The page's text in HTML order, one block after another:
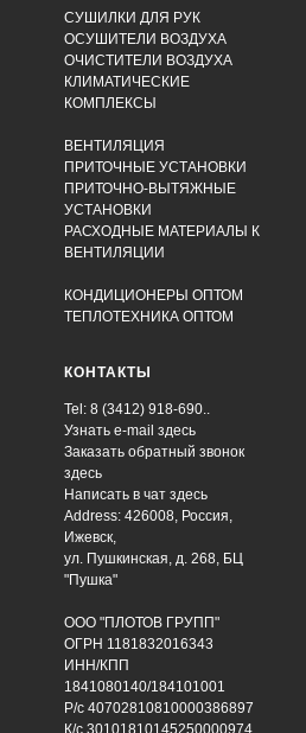
СУШИЛКИ ДЛЯ РУК
ОСУШИТЕЛИ ВОЗДУХА
ОЧИСТИТЕЛИ ВОЗДУХА
КЛИМАТИЧЕСКИЕ
КОМПЛЕКСЫ
ВЕНТИЛЯЦИЯ
ПРИТОЧНЫЕ УСТАНОВКИ
ПРИТОЧНО-ВЫТЯЖНЫЕ
УСТАНОВКИ
РАСХОДНЫЕ МАТЕРИАЛЫ К
ВЕНТИЛЯЦИИ
КОНДИЦИОНЕРЫ ОПТОМ
ТЕПЛОТЕХНИКА ОПТОМ
КОНТАКТЫ
Tel: 8 (3412) 918-690..
Узнать e-mail здесь
Заказать обратный звонок
здесь
Написать в чат здесь
Address: 426008, Россия,
Ижевск,
ул. Пушкинская, д. 268, БЦ
"Пушка"
ООО "ПЛОТОВ ГРУПП"
ОГРН 1181832016343
ИНН/КПП
1841080140/184101001
Р/с 40702810810000386897
К/с 30101810145250000974